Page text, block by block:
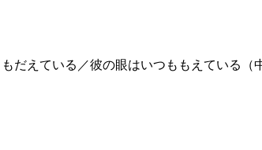
だえている／彼の眼はいつももえている（